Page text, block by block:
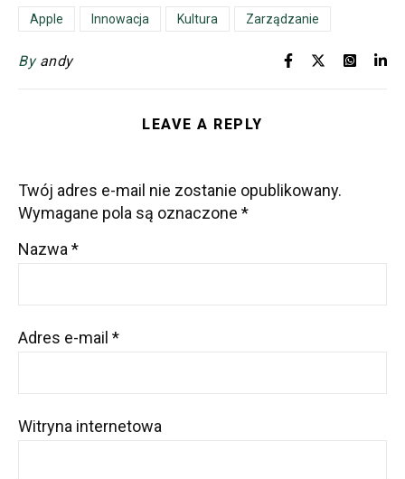
Apple Innowacja Kultura Zarządzanie
By andy
LEAVE A REPLY
Twój adres e-mail nie zostanie opublikowany.
Wymagane pola są oznaczone *
Nazwa *
Adres e-mail *
Witryna internetowa